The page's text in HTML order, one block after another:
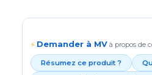
⚡ Demander à MV à propos de
Résumez ce produit ?